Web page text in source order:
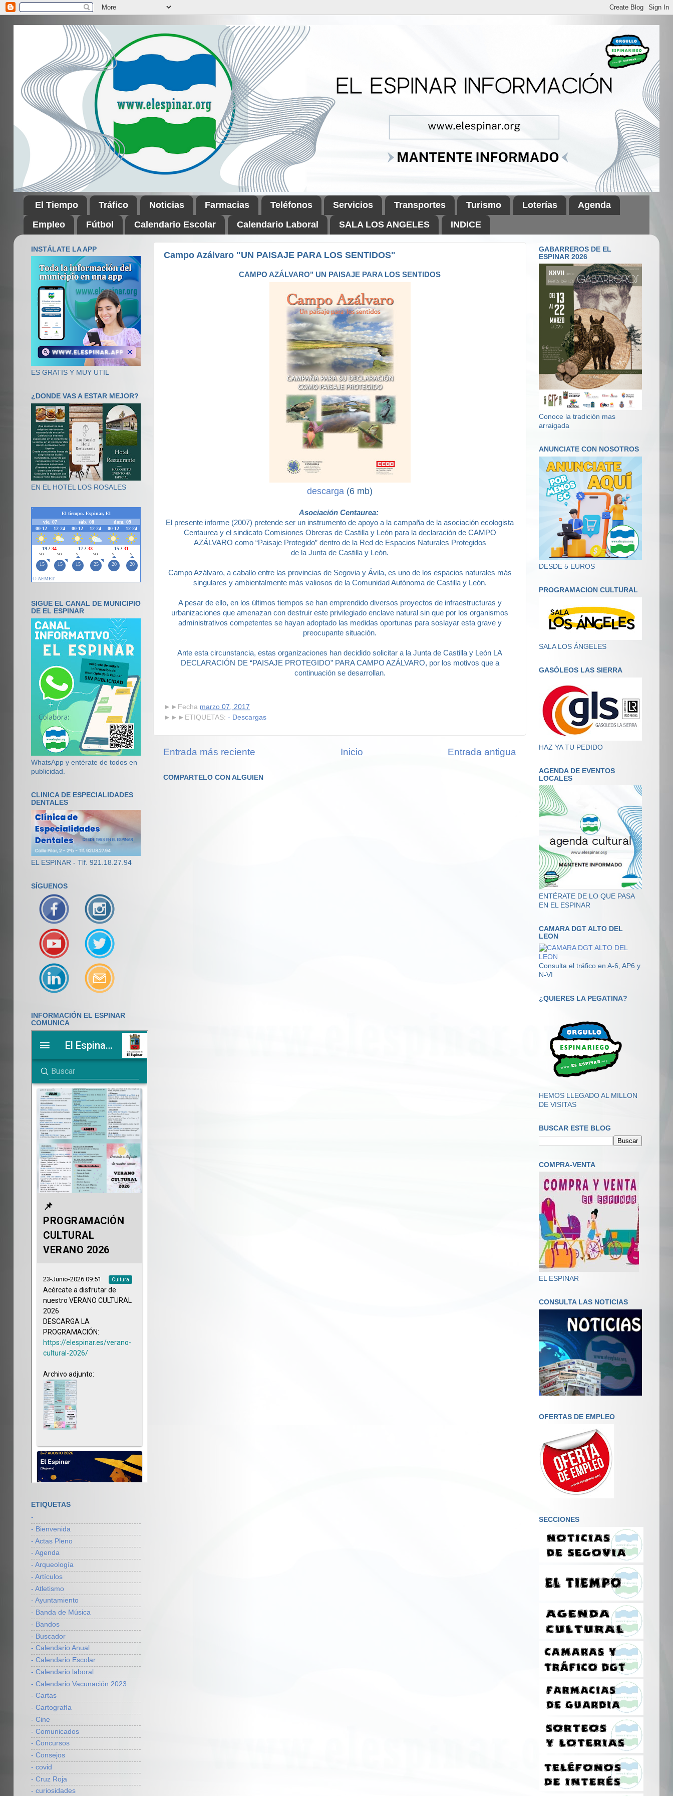
El Tiempo Tráfico Noticias Farmacias Teléfonos Servicios Transportes Turismo Loterías
Agenda
Empleo
Fútbol Calendario Escolar Calendario Laboral SALA LOS ANGELES INDICE
Campo Azálvaro "UN PAISAJE PARA LOS SENTIDOS"
CAMPO AZÁLVARO" UN PAISAJE PARA LOS SENTIDOS
descarga (6 mb)
Asociación Centaurea:
El presente informe (2007) pretende ser un instrumento de apoyo a la campaña de la asociación ecologista
Centaurea y el sindicato Comisiones Obreras de Castilla y León para la declaración de CAMPO
AZÁLVARO como “Paisaje Protegido” dentro de la Red de Espacios Naturales Protegidos
de la Junta de Castilla y León.
Campo Azálvaro, a caballo entre las provincias de Segovia y Ávila, es uno de los espacios naturales más
singulares y ambientalmente más valiosos de la Comunidad Autónoma de Castilla y León.
A pesar de ello, en los últimos tiempos se han emprendido diversos proyectos de infraestructuras y
urbanizaciones que amenazan con destruir este privilegiado enclave natural sin que por los organismos
administrativos competentes se hayan adoptado las medidas oportunas para soslayar esta grave y
preocupante situación.
Ante esta circunstancia, estas organizaciones han decidido solicitar a la Junta de Castilla y León LA
DECLARACIÓN DE “PAISAJE PROTEGIDO” PARA CAMPO AZÁLVARO, por los motivos que a
continuación se desarrollan.
►►Fecha marzo 07, 2017
►►►ETIQUETAS: - Descargas
Entrada más reciente Entrada antigua
Inicio
COMPARTELO CON ALGUIEN
INSTÁLATE LA APP
ES GRATIS Y MUY UTIL
¿DONDE VAS A ESTAR MEJOR?
EN EL HOTEL LOS ROSALES
SIGUE EL CANAL DE MUNICIPIO
DE EL ESPINAR
WhatsApp y entérate de todos en
publicidad.
CLINICA DE ESPECIALIDADES
DENTALES
EL ESPINAR - Tlf. 921.18.27.94
SÍGUENOS
INFORMACIÓN EL ESPINAR
COMUNICA
ETIQUETAS
-
- Bienvenida
- Actas Pleno
- Agenda
- Arqueología
- Artículos
- Atletismo
- Ayuntamiento
- Banda de Música
- Bandos
- Buscador
- Calendario Anual
- Calendario Escolar
- Calendario laboral
- Calendario Vacunación 2023
- Cartas
- Cartografía
- Cine
- Comunicados
- Concursos
- Consejos
- covid
- Cruz Roja
- curiosidades
GABARREROS DE EL
ESPINAR 2026
Conoce la tradición mas
arraigada
ANUNCIATE CON NOSOTROS
DESDE 5 EUROS
PROGRAMACION CULTURAL
SALA LOS ÁNGELES
GASÓLEOS LAS SIERRA
HAZ YA TU PEDIDO
AGENDA DE EVENTOS
LOCALES
ENTÉRATE DE LO QUE PASA
EN EL ESPINAR
CAMARA DGT ALTO DEL
LEON
Consulta el tráfico en A-6, AP6 y
N-VI
¿QUIERES LA PEGATINA?
HEMOS LLEGADO AL MILLON
DE VISITAS
BUSCAR ESTE BLOG
COMPRA-VENTA
EL ESPINAR
CONSULTA LAS NOTICIAS
OFERTAS DE EMPLEO
SECCIONES